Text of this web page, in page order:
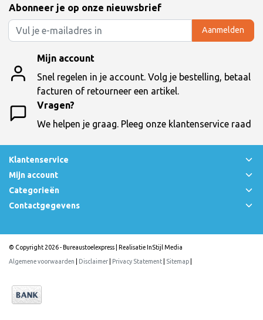
Abonneer je op onze nieuwsbrief
Aanmelden
Mijn account
Snel regelen in je account. Volg je bestelling, betaal
facturen of retourneer een artikel.
Vragen?
We helpen je graag. Pleeg onze klantenservice raad
Klantenservice
Mijn account
Categorieën
Contactgegevens
© Copyright 2026 - Bureaustoelexpress | RealisatieInStijl Media
Algemene voorwaarden
Disclaimer Privacy Statement Sitemap